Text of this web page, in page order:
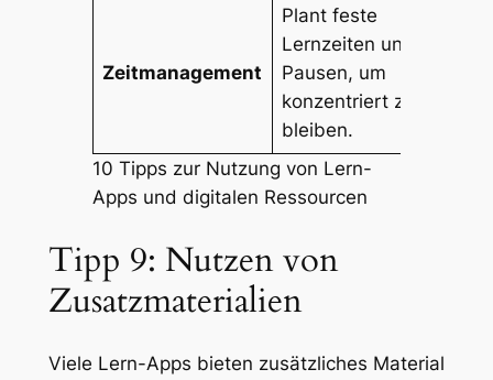
Zeitmanagement
Plant feste
Lernzeiten und
Pausen, um
konzentriert zu
bleiben.
10 Tipps zur Nutzung von Lern-
Apps und digitalen Ressourcen
Tipp 9: Nutzen von
Zusatzmaterialien
Viele Lern-Apps bieten zusätzliches Material